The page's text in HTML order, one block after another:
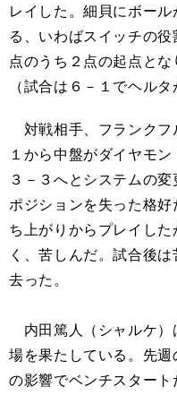
レイした。細貝にボー
る、いわばスイッチの
点のうち２点の起点と
（試合は６－１でヘルタ
対戦相手、フランクフ
１から中盤がダイヤモ
３－３へとシステムの
ポジションを失った格
ち上がりからプレイし
く、苦しんだ。試合後
去った。
内田篤人（シャルケ）
場を果たしている。先
の影響でベンチスター